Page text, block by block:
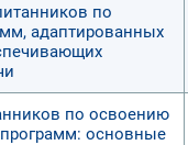
по
адаптированных
по освоению
основные